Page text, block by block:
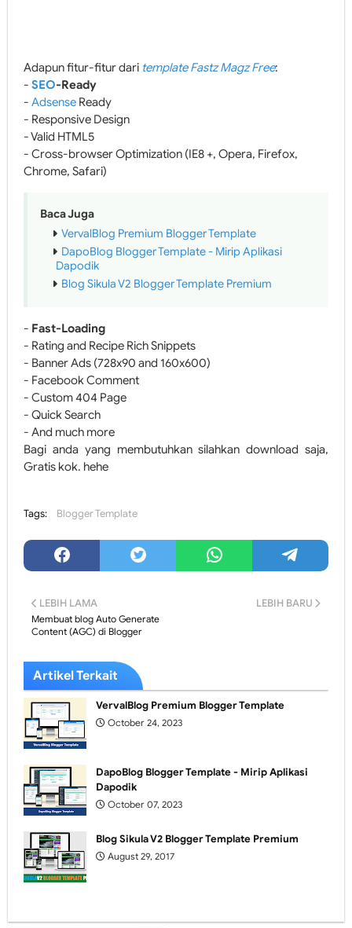
Adapun fitur-fitur dari template Fastz Magz Free:
- SEO-Ready
- Adsense Ready
- Responsive Design
- Valid HTML5
- Cross-browser Optimization (IE8 +, Opera, Firefox,
Chrome, Safari)
Baca Juga
VervalBlog Premium Blogger Template
DapoBlog Blogger Template - Mirip Aplikasi
Dapodik
Blog Sikula V2 Blogger Template Premium
- Fast-Loading
- Rating and Recipe Rich Snippets
- Banner Ads (728x90 and 160x600)
- Facebook Comment
- Custom 404 Page
- Quick Search
- And much more
Bagi anda yang membutuhkan silahkan download saja,
Gratis kok. hehe
Tags: Blogger Template
LEBIH BARU
LEBIH LAMA
Membuat blog Auto Generate
Content (AGC) di Blogger
Artikel Terkait
VervalBlog Premium Blogger Template
October 24, 2023
DapoBlog Blogger Template - Mirip Aplikasi
Dapodik
October 07, 2023
Blog Sikula V2 Blogger Template Premium
August 29, 2017